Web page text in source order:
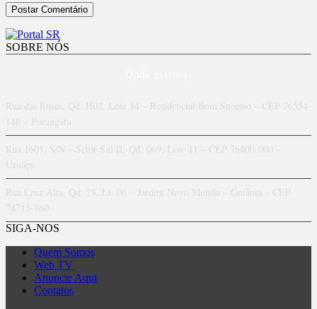
SOBRE NÓS
SIGA-NOS
Quem Somos
Web TV
Anuncie Aqui
Contatos